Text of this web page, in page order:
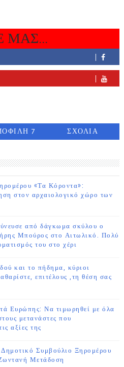
ΜΑΣ...
7
ΣΧΟΛΙΑ
«Τα Κόροντα»:
στον αρχαιολογικό χώρο των
από δάγκωμα σκύλου ο
Μπούρος στο Αιτωλικό. Πολύ
του στο χέρι
και το πήδημα, κύριοι
επιτέλους ,τη θέση σας
Ευρώπης: Να τιμωρηθεί με όλα
μετανάστες που
αξίες της
Δημοτικό Συμβούλιο Ξηρομέρου
Μετάδοση